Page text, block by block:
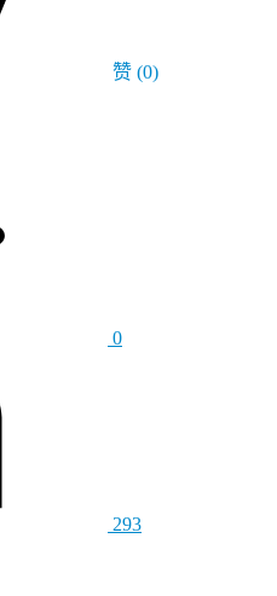
赞 (0)
0
293